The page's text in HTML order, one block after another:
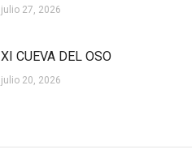
julio 27, 2026
XI CUEVA DEL OSO
julio 20, 2026